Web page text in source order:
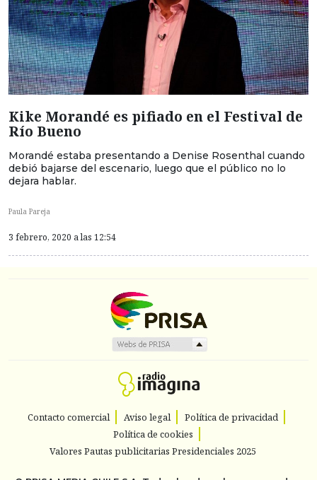
Kike Morandé es pifiado en el Festival de
Río Bueno
Morandé estaba presentando a Denise Rosenthal cuando
debió bajarse del escenario, luego que el público no lo
dejara hablar.
Paula Pareja
3 febrero, 2020 a las 12:54
Contacto comercial Aviso legal
Política de privacidad
Política de cookies
Valores Pautas publicitarias Presidenciales 2025